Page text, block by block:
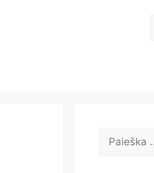
Ieškoti: